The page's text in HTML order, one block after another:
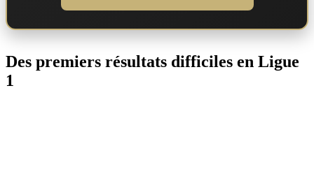
Des premiers résultats difficiles en Ligue
1